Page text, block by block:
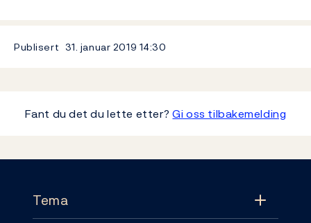
Publisert 31. januar 2019 14:30
Fant du det du lette etter?Gi oss tilbakemelding
Tema